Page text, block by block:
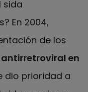
sida
En 2004,
de los
en
dio prioridad a